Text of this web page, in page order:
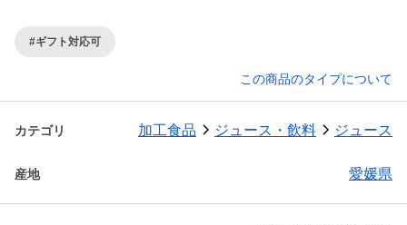
#ギフト対応可
この商品のタイプについて
カテゴリ 加工食品 ジュース・飲料 ジュース
産地 愛媛県